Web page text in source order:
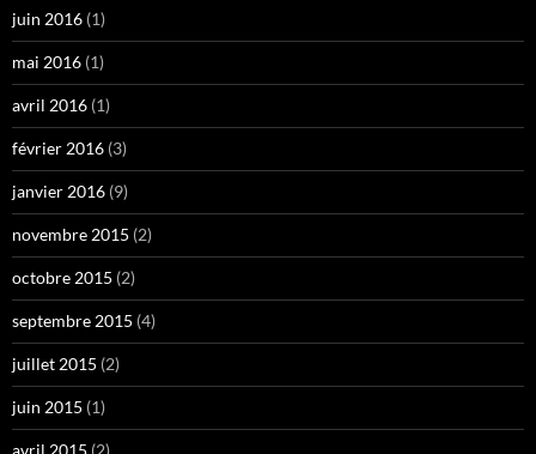
juin 2016 (1)
mai 2016 (1)
avril 2016 (1)
février 2016 (3)
janvier 2016 (9)
novembre 2015 (2)
octobre 2015 (2)
septembre 2015 (4)
juillet 2015 (2)
juin 2015 (1)
avril 2015 (2)